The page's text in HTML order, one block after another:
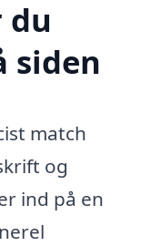
du
siden
match
og
ind på en